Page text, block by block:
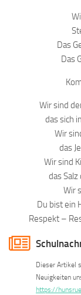
Das
Das
Wir sind
das sich
Wir
das
Wir sind
das
Wir
Du bist ein
Respekt –
Dieser Artikel
Neuigkeiten
https://